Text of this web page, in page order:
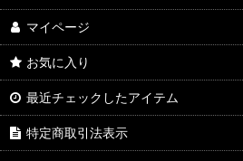
2026年4月DMワイン
2026年3月DMワイン
2026年2月DMワイン
2026年1月DMワイン
マイページ
お気に入り
最近チェックしたアイテム
特定商取引法表示